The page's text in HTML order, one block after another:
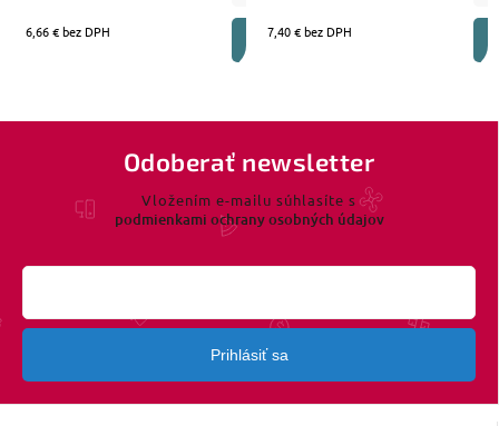
6,66 € bez DPH DO KOŠÍKA
7,40 € bez DPH
Odoberať newsletter
Vložením e-mailu súhlasíte s
podmienkami ochrany osobných údajov
Prihlásiť sa